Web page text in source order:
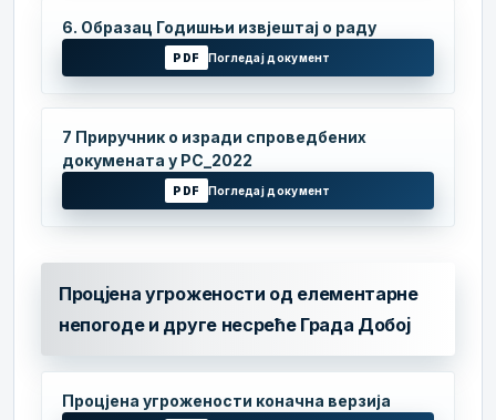
6. Образац Годишњи извјештај о раду
PDF Погледај документ
7 Приручник о изради спроведбених
докумената у РС_2022
PDF Погледај документ
Процјена угрожености од елементарне
непогоде и друге несреће Града Добој
Процјена угрожености коначна верзија